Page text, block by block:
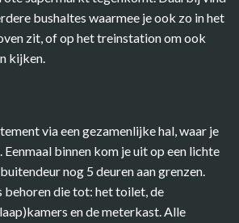
bushaltes waarmee je ook zo in het
zit, of op het treinstation om ook
kijken.
via een gezamenlijke hal, waar je
binnen kom je uit op een lichte
nog 5 deuren aan grenzen.
behoren die tot: het toilet, de
en de meterkast. Alle